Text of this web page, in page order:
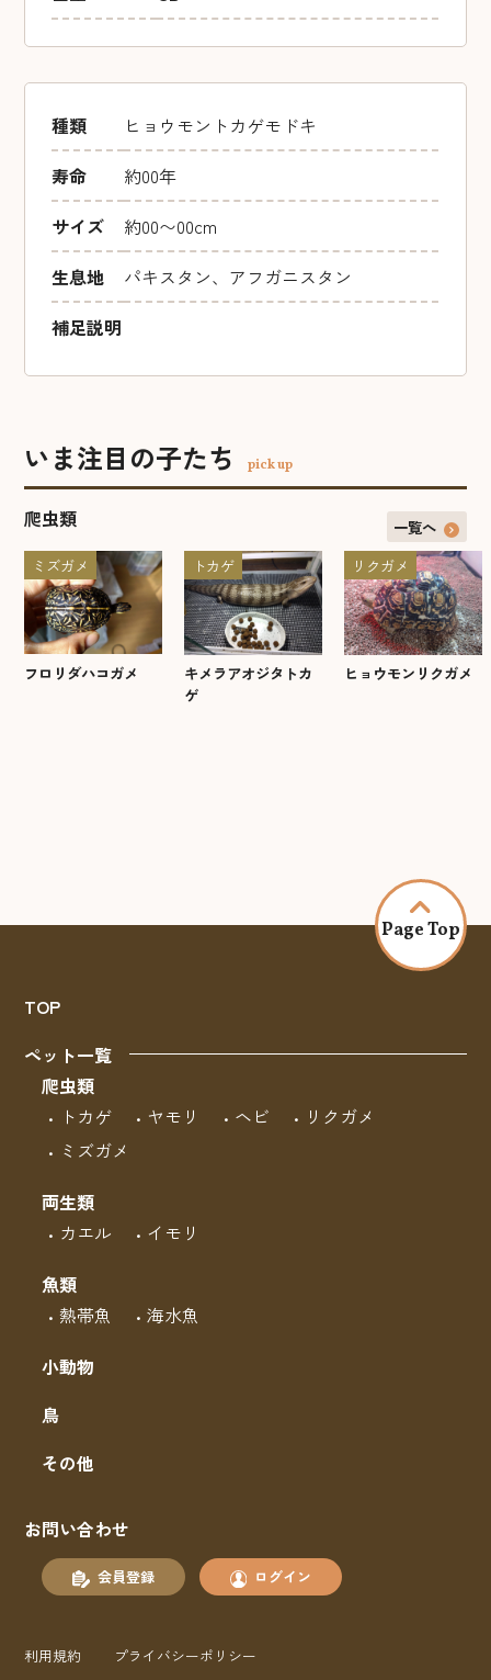
種類
ヒョウモントカゲモドキ
寿命
約00年
サイズ
約00〜00cm
生息地
パキスタン、アフガニスタン
補足説明
いま注目の子たち pick up
爬虫類
一覧へ
ミズガメ
フロリダハコガメ
トカゲ
キメラアオジタトカ
ゲ
リクガメ
ヒョウモンリクガメ
TOP
ペット一覧
爬虫類
トカゲ
ヤモリ ヘビ
リクガメ
ミズガメ
両生類
カエル
イモリ
魚類
熱帯魚
海水魚
小動物
鳥
その他
お問い合わせ
会員登録 ログイン
利用規約 プライバシーポリシー
Page Top